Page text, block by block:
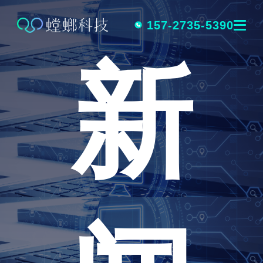
跳
内
容
157-2735-5390
新